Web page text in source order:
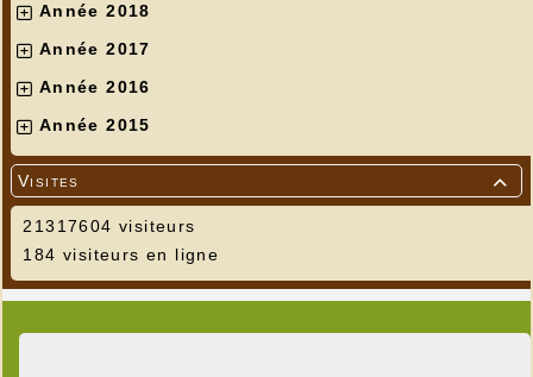
Année 2018
Année 2017
Année 2016
Année 2015

Visites
21317604 visiteurs
184 visiteurs en ligne